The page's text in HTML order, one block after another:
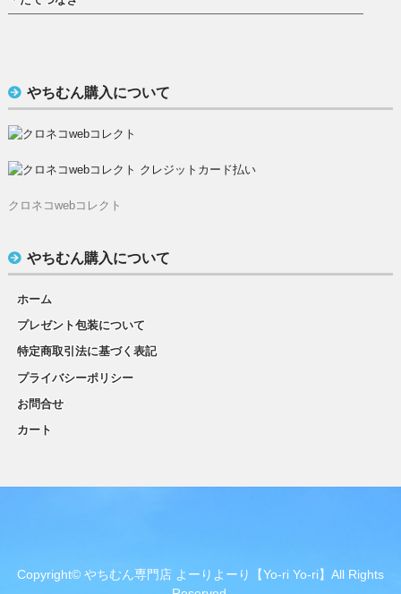
やちむん購入について
クロネコwebコレクト
やちむん購入について
ホーム
プレゼント包装について
特定商取引法に基づく表記
プライバシーポリシー
お問合せ
カート
Copyright© やちむん専門店 よーりよーり【Yo-ri Yo-ri】All Rights